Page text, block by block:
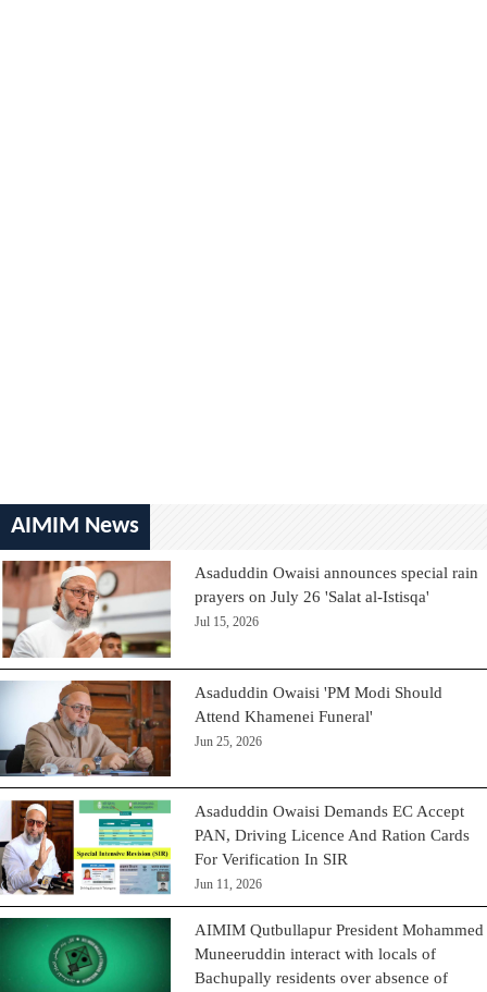
AIMIM News
Asaduddin Owaisi announces special rain
prayers on July 26 'Salat al-Istisqa'
Jul 15, 2026
Asaduddin Owaisi 'PM Modi Should
Attend Khamenei Funeral'
Jun 25, 2026
Asaduddin Owaisi Demands EC Accept
PAN, Driving Licence And Ration Cards
For Verification In SIR
Jun 11, 2026
AIMIM Qutbullapur President Mohammed
Muneeruddin interact with locals of
Bachupally residents over absence of